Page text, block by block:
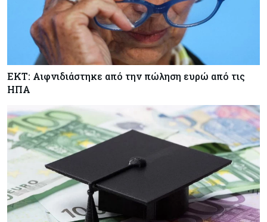
ΕΚΤ: Αιφνιδιάστηκε από την πώληση ευρώ από τις
ΗΠΑ